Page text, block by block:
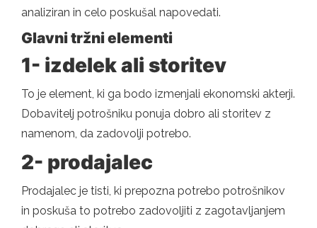
analiziran in celo poskušal napovedati.
Glavni tržni elementi
1- izdelek ali storitev
To je element, ki ga bodo izmenjali ekonomski akterji.
Dobavitelj potrošniku ponuja dobro ali storitev z
namenom, da zadovolji potrebo.
2- prodajalec
Prodajalec je tisti, ki prepozna potrebo potrošnikov
in poskuša to potrebo zadovoljiti z zagotavljanjem